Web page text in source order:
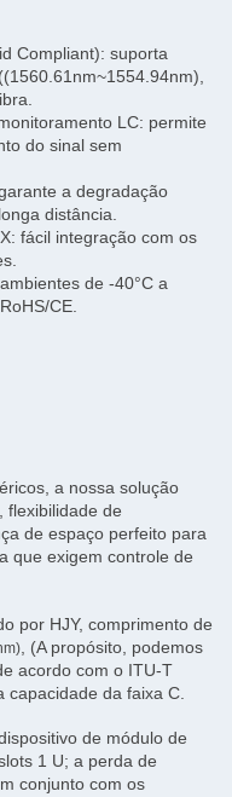
Compliant): suporta
LC: permite
do sinal sem
a degradação
distância.
fácil integração com os
de -40°C a
CE.
a nossa solução
flexibilidade de
de espaço perfeito para
que exigem controle de
por HJY, comprimento de
, (A propósito, podemos
acordo com o ITU-T
da faixa C.
de módulo de
1 U; a perda de
conjunto com os